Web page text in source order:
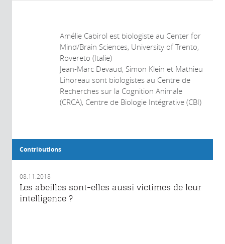
Amélie Cabirol est biologiste au Center for
Mind/Brain Sciences, University of Trento,
Rovereto (Italie)
Jean-Marc Devaud, Simon Klein et Mathieu
Lihoreau sont biologistes au Centre de
Recherches sur la Cognition Animale
(CRCA), Centre de Biologie Intégrative (CBI)
Contributions
08.11.2018
Les abeilles sont-elles aussi victimes de leur
intelligence ?